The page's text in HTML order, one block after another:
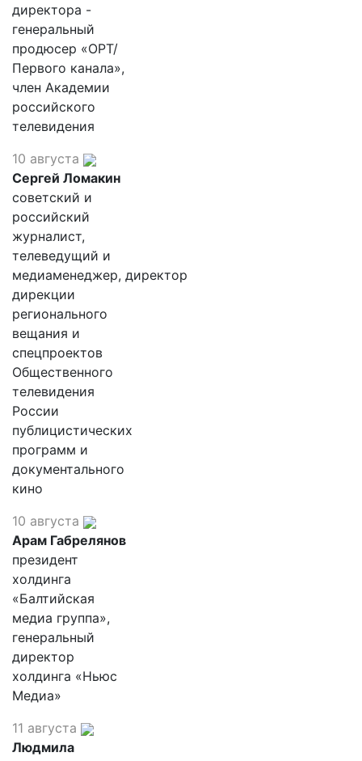
директора -
генеральный
продюсер «ОРТ/
Первого канала»,
член Академии
российского
телевидения
10 августа
Сергей Ломакин
советский и
российский
журналист,
телеведущий и
медиаменеджер, директор
дирекции
регионального
вещания и
спецпроектов
Общественного
телевидения
России
публицистических
программ и
документального
кино
10 августа
Арам Габрелянов
президент
холдинга
«Балтийская
медиа группа»,
генеральный
директор
холдинга «Ньюс
Медиа»
11 августа
Людмила